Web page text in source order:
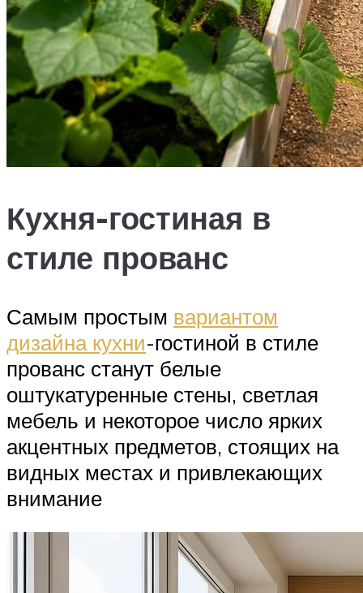
Кухня-гостиная в
стиле прованс
Самым простым вариантом
дизайна кухни-гостиной в стиле
прованс станут белые
оштукатуренные стены, светлая
мебель и некоторое число ярких
акцентных предметов, стоящих на
видных местах и привлекающих
внимание